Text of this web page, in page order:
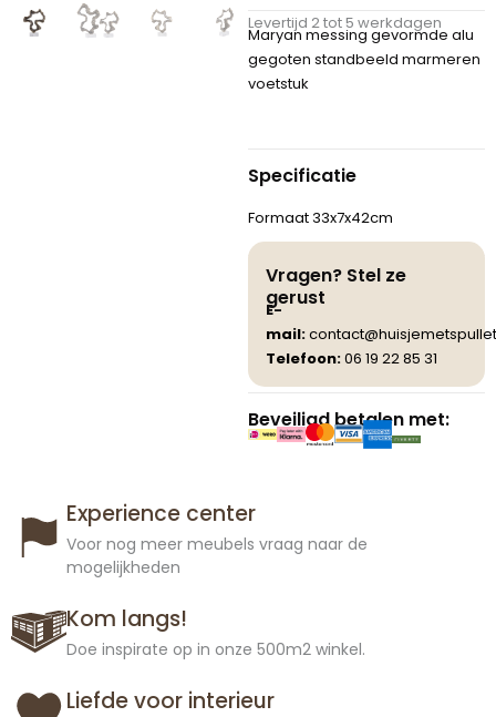
Basis
aantal
Levertijd 2 tot 5 werkdagen
Maryan messing gevormde alu
gegoten standbeeld marmeren
voetstuk
Specificatie
Formaat 33x7x42cm
Vragen? Stel ze
gerust
E-
mail:
Telefoon:06 19 22 85 31
Beveiligd betalen met:
Experience center
Voor nog meer meubels vraag naar de
mogelijkheden
Kom langs!
Doe inspirate op in onze 500m2 winkel.
Liefde voor interieur